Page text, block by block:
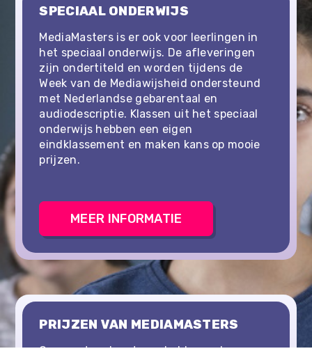
SPECIAAL ONDERWIJS
MEER INFORMATIE
MediaMasters is er ook voor leerlingen in
het speciaal onderwijs. De afleveringen
zijn ondertiteld en worden tijdens de
Week van de Mediawijsheid ondersteund
met Nederlandse gebarentaal en
audiodescriptie. Klassen uit het speciaal
onderwijs hebben een eigen
eindklassement en maken kans op mooie
prijzen.
MEER INFORMATIE
PRIJZEN VAN MEDIAMASTERS